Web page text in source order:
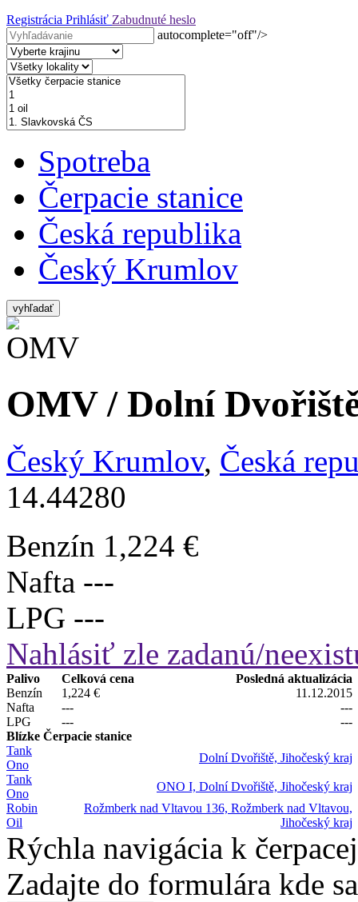
Registrácia Prihlásiť Zabudnuté heslo
autocomplete="off"/>
Spotreba
Čerpacie stanice
Česká republika
Český Krumlov
vyhľadať
OMV / Dolní
Český Krumlov, Česká
14.44280
Benzín 1,224 €
Nafta ---
LPG ---
Nahlásiť zle zadanú/
Palivo Celková cena
Posledná aktualizácia
Benzín
1,224 €
11.12.2015
Nafta
---
---
LPG
---
---
Blízke Čerpacie stanice
Tank
Ono
Dolní Dvořiště, Jihočeský kraj
Tank
Ono
ONO I, Dolní Dvořiště, Jihočeský kraj
Robin
Oil
Rožmberk nad Vltavou 136, Rožmberk nad Vltavou,
Jihočeský kraj
Rýchla navigácia k
Zadajte do formulára kde